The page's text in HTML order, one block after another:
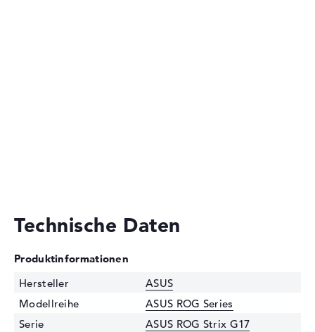
Technische Daten
Produktinformationen
Hersteller
ASUS
Modellreihe
ASUS ROG Series
Serie
ASUS ROG Strix G17